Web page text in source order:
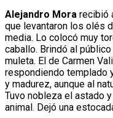
Alejandro Mora recibió
que levantaron los olés
media. Lo colocó muy
caballo. Brindó al
muleta. El de Carmen
respondiendo templado
y madurez, aunque al
Tuvo nobleza el astado
animal. Dejó una